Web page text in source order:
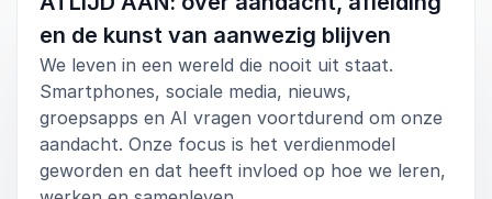
Docent Hogeschool Rotterdam
5van5
Als spreker heb ik Nils verscheidene keren
meegemaakt. Nils heeft de gave om mensen
moeiteloos te boeien. Met zijn prachtige stem raakt
en de kunst van aanwezig blijven
We leven in een wereld die nooit uit staat.
Smartphones, sociale media, nieuws,
groepsapps en AI vragen voortdurend om onze
aandacht. Onze focus is het verdienmodel
geworden en dat heeft invloed op hoe we leren,